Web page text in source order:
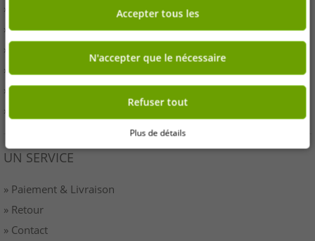
» Droit de rétractation
» Conditions
» Imprimer
» Élimination de la batterie
» protection des données
» Paramètres des cookies
UN SERVICE
» Paiement & Livraison
» Retour
» Contact
Accepter tous les
N'accepter que le nécessaire
Refuser tout
Plus de détails